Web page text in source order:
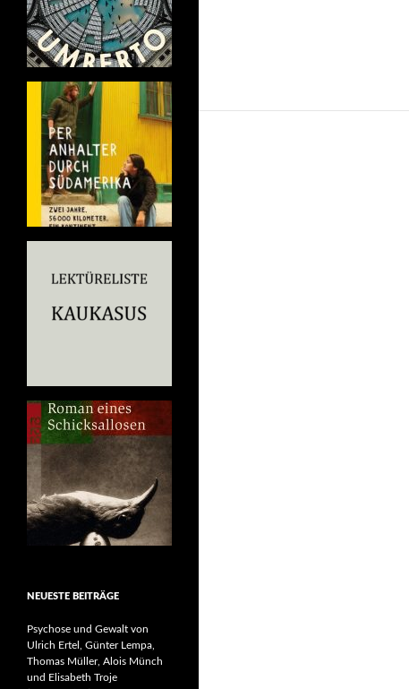
NEUESTE BEITRÄGE
Psychose und Gewalt von
Ulrich Ertel, Günter Lempa,
Thomas Müller, Alois Münch
und Elisabeth Troje